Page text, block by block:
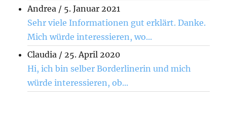
Andrea / 5. Januar 2021
Sehr viele Informationen gut erklärt. Danke.
Mich würde interessieren, wo...
Claudia / 25. April 2020
Hi, ich bin selber Borderlinerin und mich
würde interessieren, ob...